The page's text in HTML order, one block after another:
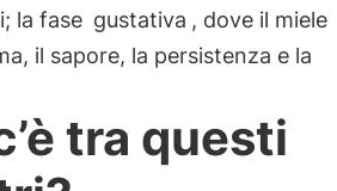
la fase gustativa , dove il miele
il sapore, la persistenza e la
tra questi